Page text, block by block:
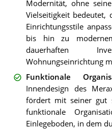
Modernität, ohne
Vielseitigkeit bedeutet,
Einrichtungsstile
bis hin zu
dauerhaften
Wohnungseinrichtung
Funktionale
Innendesign des
fördert mit seiner gut
funktionale
Einlegeboden, in dem